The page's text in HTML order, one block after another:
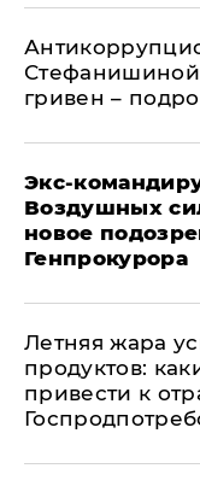
Стефанишиной
гривен –
Экс-
Воздушных
новое
Генпрокурора
Летняя жара
продуктов:
привести к